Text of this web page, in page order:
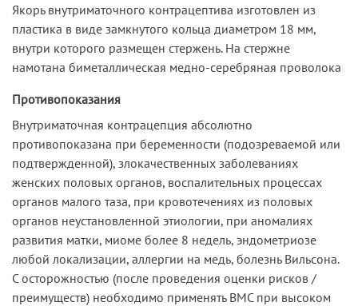
Якорь внутриматочного контрацептива изготовлен из
пластика в виде замкнутого кольца диаметром 18 мм,
внутри которого размещен стержень. На стержне
намотана биметаллическая медно-серебряная проволока
Противопоказания
Внутриматочная контрацепция абсолютно
противопоказана при беременности (подозреваемой или
подтвержденной), злокачественных заболеваниях
женских половых органов, воспалительных процессах
органов малого таза, при кровотечениях из половых
органов неустановленной этиологии, при аномалиях
развития матки, миоме более 8 недель, эндометриозе
любой локализации, аллергии на медь, болезнь Вильсона.
С осторожностью (после проведения оценки рисков /
преимуществ) необходимо применять ВМС при высоком